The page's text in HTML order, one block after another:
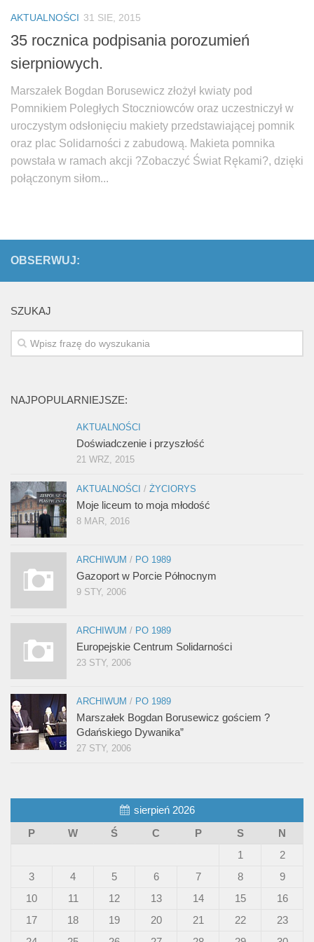
Fundacja Batorego
AKTUALNOŚCI 31 SIE, 2015
35 rocznica podpisania porozumień
sierpniowych.
Marszałek Bogdan Borusewicz złożył kwiaty pod
Pomnikiem Poległych Stoczniowców oraz uczestniczył w
uroczystym odsłonięciu makiety przedstawiającej pomnik
oraz plac Solidarności z zabudową. Makieta pomnika
powstała w ramach akcji ?Zobaczyć Świat Rękami?, dzięki
połączonym siłom...
OBSERWUJ:
SZUKAJ
NAJPOPULARNIEJSZE:
AKTUALNOŚCI
Doświadczenie i przyszłość
21 WRZ, 2015
AKTUALNOŚCI / ŻYCIORYS
Moje liceum to moja młodość
8 MAR, 2016
ARCHIWUM / PO 1989
Gazoport w Porcie Północnym
9 STY, 2006
ARCHIWUM / PO 1989
Europejskie Centrum Solidarności
23 STY, 2006
ARCHIWUM / PO 1989
Marszałek Bogdan Borusewicz gościem ?
Gdańskiego Dywanika”
27 STY, 2006
sierpień 2026
P
W Ś C P S
N
1
2
3
4 5 6 7 8
9
10
11 12 13 14 15
16
17
18 19 20 21 22
23